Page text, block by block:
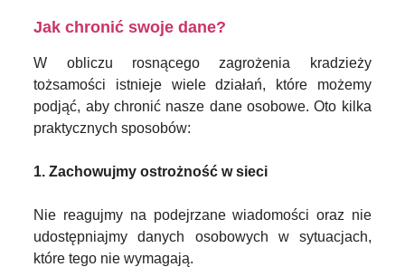
Jak chronić swoje dane?
W obliczu rosnącego zagrożenia kradzieży
tożsamości istnieje wiele działań, które możemy
podjąć, aby chronić nasze dane osobowe. Oto kilka
praktycznych sposobów:
1. Zachowujmy ostrożność w sieci
Nie reagujmy na podejrzane wiadomości oraz nie
udostępniajmy danych osobowych w sytuacjach,
które tego nie wymagają.